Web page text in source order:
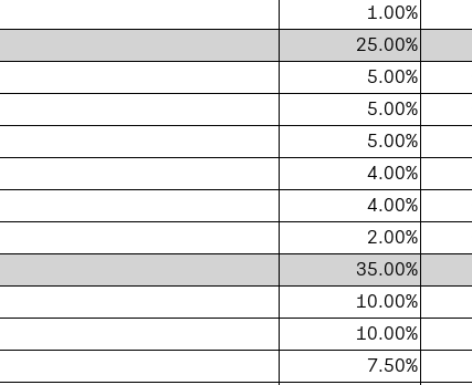
1.00%
25.00%
5.00%
5.00%
5.00%
4.00%
4.00%
2.00%
35.00%
10.00%
10.00%
7.50%